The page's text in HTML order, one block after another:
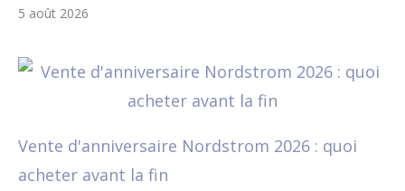
5 août 2026
Vente d'anniversaire Nordstrom 2026 : quoi
acheter avant la fin